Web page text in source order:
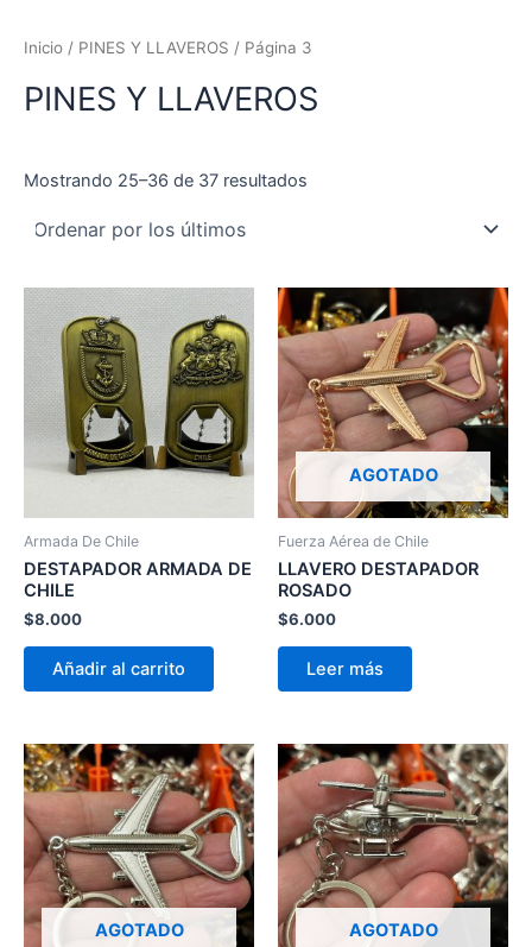
Inicio / PINES Y LLAVEROS / Página 3
PINES Y LLAVEROS
Mostrando 25–36 de 37 resultados
los
últimos
Armada De Chile
DESTAPADOR ARMADA DE
CHILE
$8.000
Añadir al carrito
AGOTADO
Fuerza Aérea de Chile
LLAVERO DESTAPADOR
ROSADO
$6.000
Leer más
AGOTADO AGOTADO